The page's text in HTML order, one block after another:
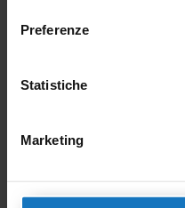
Preferenze
Statistiche
Marketing
qualsiasi
+39 0423 985209